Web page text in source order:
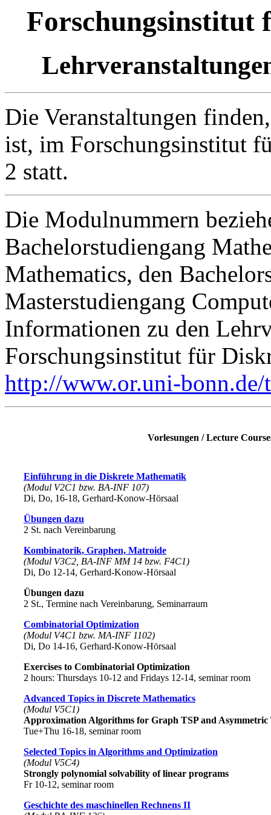
Forschungsinstitut
Die Veranstaltungen
ist, im Forschungsinstitut
2 statt.
Die Modulnummern
Bachelorstudiengang
Mathematics, den
Masterstudiengang
Informationen zu den
Forschungsinstitut für
http://www.or.uni-bonn.de/
Vorlesungen / Lecture
Einführung in die Diskrete Mathematik
(Modul V2C1 bzw. BA-INF 107)
Di, Do, 16-18, Gerhard-Konow-Hörsaal
Übungen dazu
2 St. nach Vereinbarung
Kombinatorik, Graphen, Matroide
(Modul V3C2, BA-INF MM 14 bzw. F4C1)
Di, Do 12-14, Gerhard-Konow-Hörsaal
Übungen dazu
2 St., Termine nach Vereinbarung, Seminarraum
Combinatorial Optimization
(Modul V4C1 bzw. MA-INF 1102)
Di, Do 14-16, Gerhard-Konow-Hörsaal
Exercises to Combinatorial Optimization
2 hours: Thursdays 10-12 and Fridays 12-14, seminar room
Advanced Topics in Discrete Mathematics
(Modul V5C1)
Approximation Algorithms for Graph TSP and Asymmetric
Tue+Thu 16-18, seminar room
Selected Topics in Algorithms and Optimization
(Modul V5C4)
Strongly polynomial solvability of linear programs
Fr 10-12, seminar room
Geschichte des maschinellen Rechnens II